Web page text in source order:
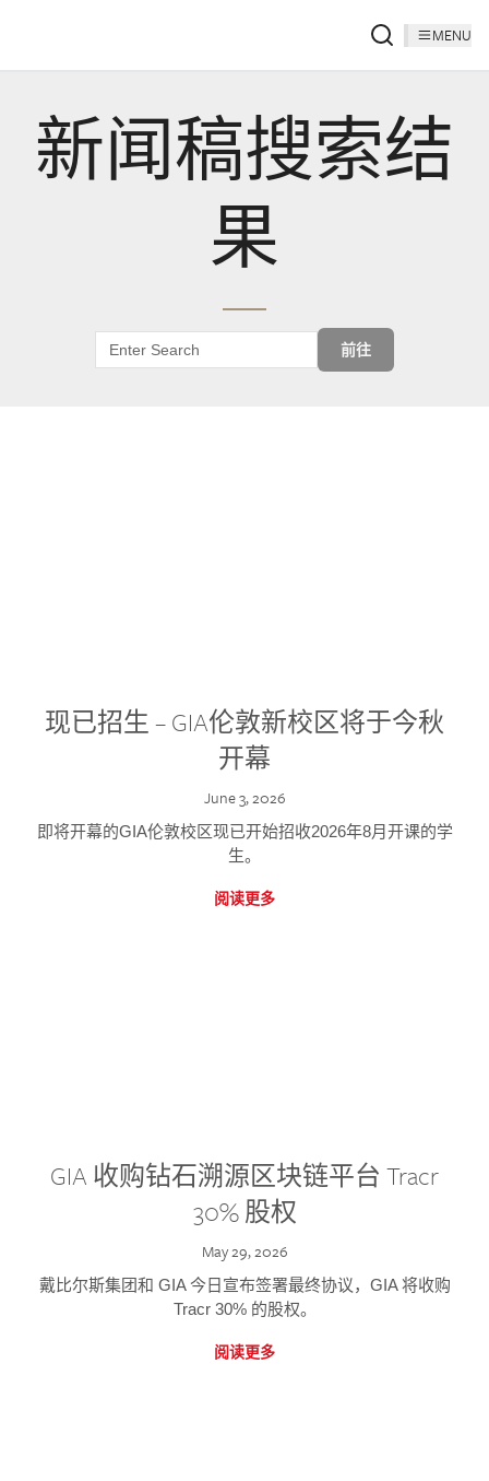
MENU
新闻稿搜索结
果
前往
现已招生 – GIA伦敦新校区将于今秋
开幕
June 3, 2026
即将开幕的GIA伦敦校区现已开始招收2026年8月开课的学
生。
阅读更多
GIA 收购钻石溯源区块链平台 Tracr
30% 股权
May 29, 2026
戴比尔斯集团和 GIA 今日宣布签署最终协议，GIA 将收购
Tracr 30% 的股权。
阅读更多